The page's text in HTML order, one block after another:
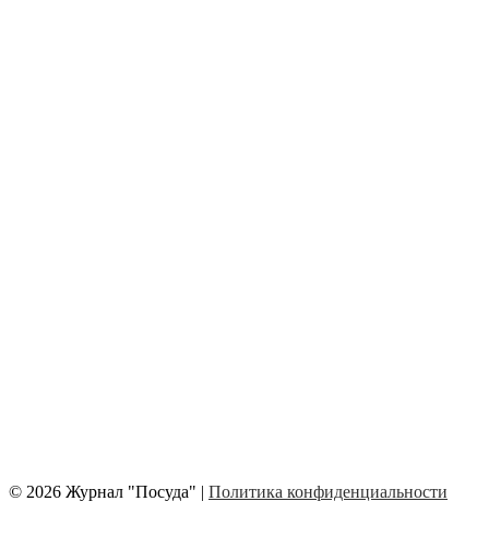
© 2026 Журнал "Посуда" | Политика конфиденциальности